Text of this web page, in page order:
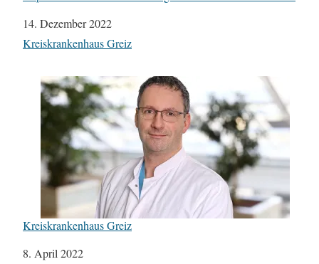
Datum
14. Dezember 2022
In Bezug auf
Kreiskrankenhaus Greiz
Kreiskrankenhaus Greiz
Datum
8. April 2022